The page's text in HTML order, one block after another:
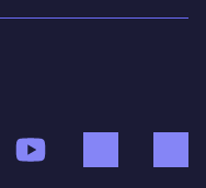
TikTok